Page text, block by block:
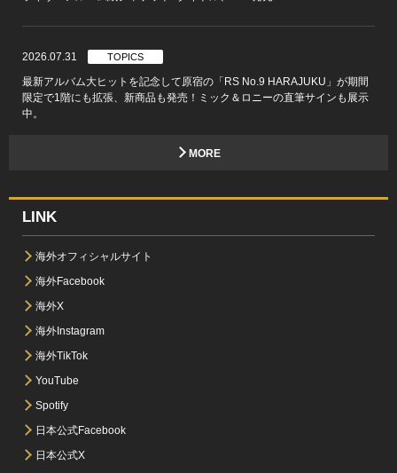
2026.07.31 TOPICS
最新アルバム大ヒットを記念して原宿の「RS No.9 HARAJUKU」が期間
限定で1階にも拡張、新商品も発売！ミック＆ロニーの直筆サインも展示
中。
MORE
LINK
海外オフィシャルサイト
海外Facebook
海外X
海外Instagram
海外TikTok
YouTube
Spotify
日本公式Facebook
日本公式X